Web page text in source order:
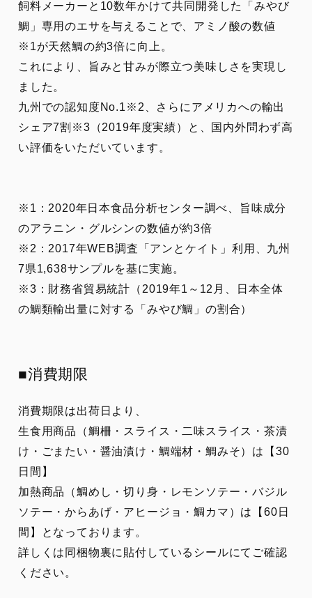
飼料メーカーと10数年かけて共同開発した「みやび
鯛」専用のエサを与えることで、アミノ酸の数値
※1が天然鯛の約3倍に向上。
これにより、旨みと甘みが際立つ美味しさを実現し
ました。
九州での認知度No.1※2、さらにアメリカへの輸出
シェア7割※3（2019年度実績）と、国内外問わず高
い評価をいただいています。
※1：2020年日本食品分析センター調べ、旨味成分
のアラニン・グルシンの数値が約3倍
※2：2017年WEB調査「アンとケイト」利用、九州
7県1,638サンプルを基に実施。
※3：財務省貿易統計（2019年1～12月、日本全体
の鯛類輸出量に対する「みやび鯛」の割合）
■消費期限
消費期限は出荷日より、
生食用商品（鯛柵・スライス・二味スライス・茶漬
け・ごまたい・醤油漬け・鯛端材・鯛みそ）は【30
日間】
加熱商品（鯛めし・切り身・レモンソテー・バジル
ソテー・からあげ・アヒージョ・鯛カマ）は【60日
間】となっております。
詳しくは同梱物裏に貼付しているシールにてご確認
ください。